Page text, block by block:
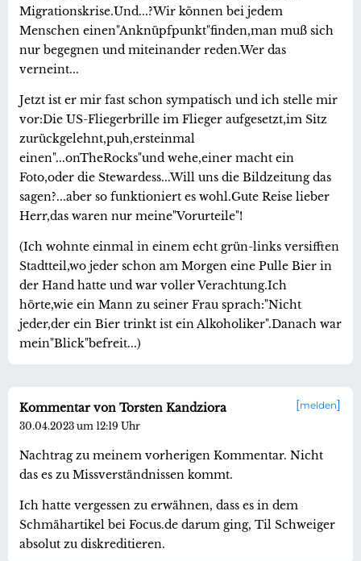
Migrationskrise.Und...?Wir können bei jedem
Menschen einen"Anknüpfpunkt"finden,man muß sich
nur begegnen und miteinander reden.Wer das
verneint...
Jetzt ist er mir fast schon sympatisch und ich stelle mir
vor:Die US-Fliegerbrille im Flieger aufgesetzt,im Sitz
zurückgelehnt,puh,ersteinmal
einen"...onTheRocks"und wehe,einer macht ein
Foto,oder die Stewardess...Will uns die Bildzeitung das
sagen?...aber so funktioniert es wohl.Gute Reise lieber
Herr,das waren nur meine"Vorurteile"!
(Ich wohnte einmal in einem echt grün-links versifften
Stadtteil,wo jeder schon am Morgen eine Pulle Bier in
der Hand hatte und war voller Verachtung.Ich
hörte,wie ein Mann zu seiner Frau sprach:"Nicht
jeder,der ein Bier trinkt ist ein Alkoholiker".Danach war
mein"Blick"befreit...)
melden
Kommentar von Torsten Kandziora
30.04.2023 um 12:19 Uhr
Nachtrag zu meinem vorherigen Kommentar. Nicht
das es zu Missverständnissen kommt.
Ich hatte vergessen zu erwähnen, dass es in dem
Schmähartikel bei Focus.de darum ging, Til Schweiger
absolut zu diskreditieren.